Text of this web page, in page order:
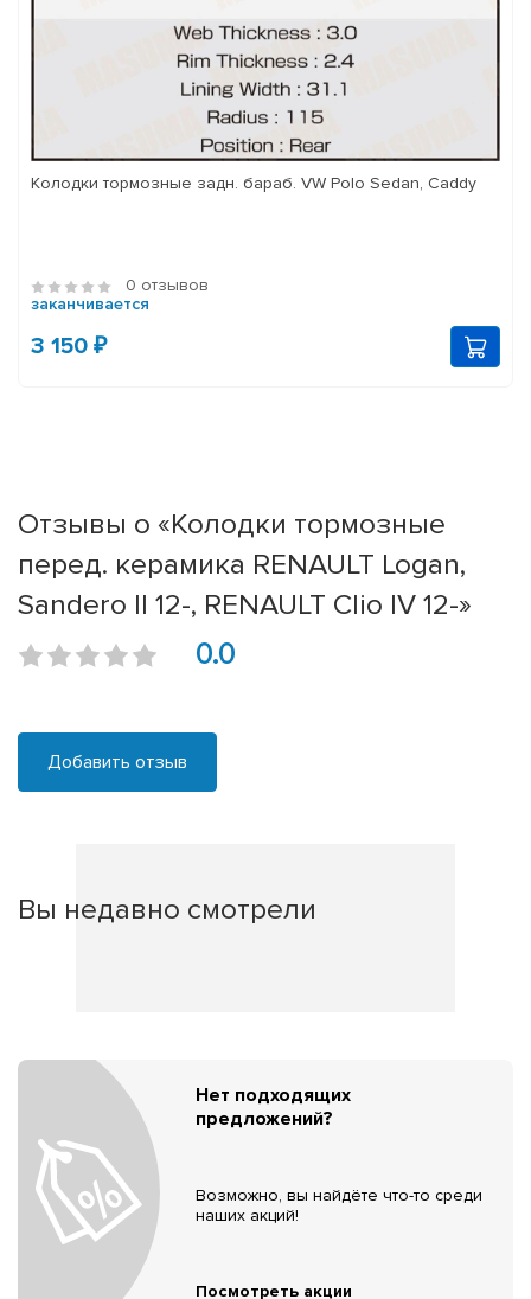
Колодки тормозные задн. бараб. VW Polo Sedan, Caddy
0 отзывов
заканчивается
3 150 ₽
Отзывы о «Колодки тормозные
перед. керамика RENAULT Logan,
Sandero II 12-, RENAULT Clio IV 12-»
0.0
Добавить отзыв
Вы недавно смотрели
Нет подходящих
предложений?
Возможно, вы найдёте что-то среди
наших акций!
Посмотреть акции